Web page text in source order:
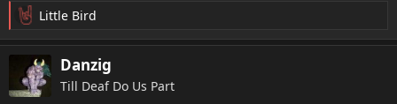
R
e
a
t
Little Bird
Danzig
Till Deaf Do Us Part